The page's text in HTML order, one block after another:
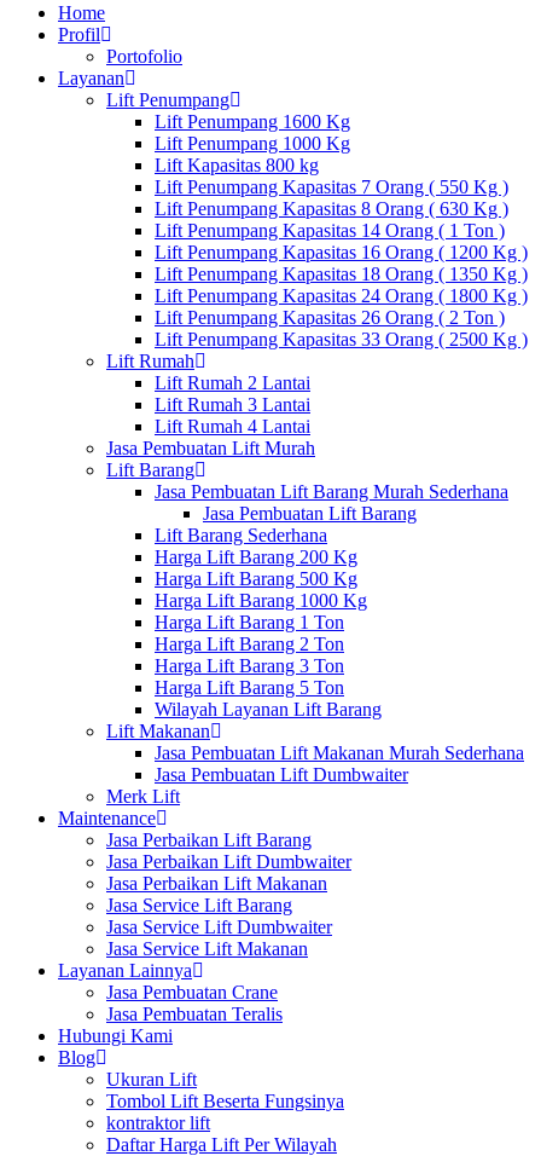
Home
Profil
Portofolio
Layanan
Lift Penumpang
Lift Penumpang 1600 Kg
Lift Penumpang 1000 Kg
Lift Kapasitas 800 kg
Lift Penumpang Kapasitas 7 Orang ( 550 Kg )
Lift Penumpang Kapasitas 8 Orang ( 630 Kg )
Lift Penumpang Kapasitas 14 Orang ( 1 Ton )
Lift Penumpang Kapasitas 16 Orang ( 1200 Kg )
Lift Penumpang Kapasitas 18 Orang ( 1350 Kg )
Lift Penumpang Kapasitas 24 Orang ( 1800 Kg )
Lift Penumpang Kapasitas 26 Orang ( 2 Ton )
Lift Penumpang Kapasitas 33 Orang ( 2500 Kg )
Lift Rumah
Lift Rumah 2 Lantai
Lift Rumah 3 Lantai
Lift Rumah 4 Lantai
Jasa Pembuatan Lift Murah
Lift Barang
Jasa Pembuatan Lift Barang Murah Sederhana
Jasa Pembuatan Lift Barang
Lift Barang Sederhana
Harga Lift Barang 200 Kg
Harga Lift Barang 500 Kg
Harga Lift Barang 1000 Kg
Harga Lift Barang 1 Ton
Harga Lift Barang 2 Ton
Harga Lift Barang 3 Ton
Harga Lift Barang 5 Ton
Wilayah Layanan Lift Barang
Lift Makanan
Jasa Pembuatan Lift Makanan Murah Sederhana
Jasa Pembuatan Lift Dumbwaiter
Merk Lift
Maintenance
Jasa Perbaikan Lift Barang
Jasa Perbaikan Lift Dumbwaiter
Jasa Perbaikan Lift Makanan
Jasa Service Lift Barang
Jasa Service Lift Dumbwaiter
Jasa Service Lift Makanan
Layanan Lainnya
Jasa Pembuatan Crane
Jasa Pembuatan Teralis
Hubungi Kami
Blog
Ukuran Lift
Tombol Lift Beserta Fungsinya
kontraktor lift
Daftar Harga Lift Per Wilayah